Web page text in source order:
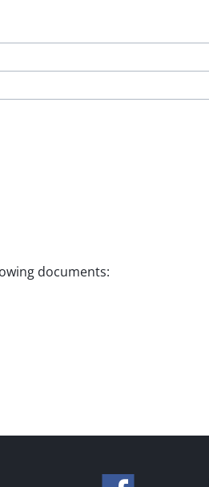
documents: